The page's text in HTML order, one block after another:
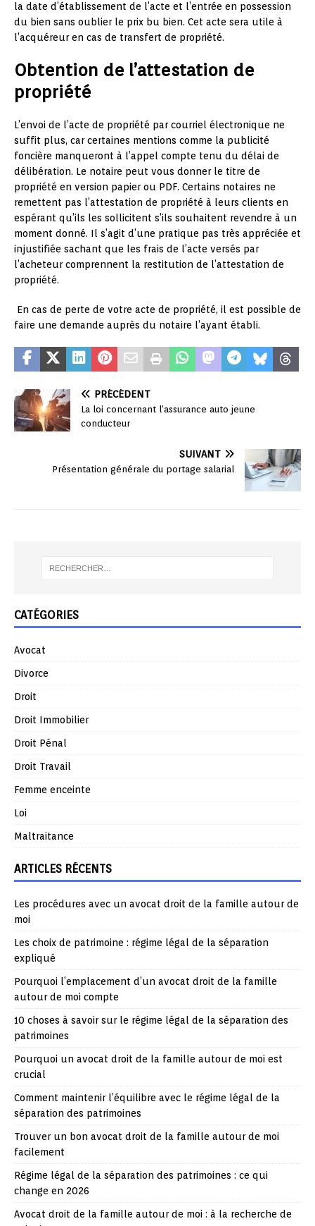
la date d’établissement de l’acte et l’entrée en possession
du bien sans oublier le prix bu bien. Cet acte sera utile à
l’acquéreur en cas de transfert de propriété.
Obtention de l’attestation de
propriété
L’envoi de l’acte de propriété par courriel électronique ne
suffit plus, car certaines mentions comme la publicité
foncière manqueront à l’appel compte tenu du délai de
délibération. Le notaire peut vous donner le titre de
propriété en version papier ou PDF. Certains notaires ne
remettent pas l’attestation de propriété à leurs clients en
espérant qu’ils les sollicitent s’ils souhaitent revendre à un
moment donné. Il s’agit d’une pratique pas très appréciée et
injustifiée sachant que les frais de l’acte versés par
l’acheteur comprennent la restitution de l’attestation de
propriété.
En cas de perte de votre acte de propriété, il est possible de
faire une demande auprès du notaire l’ayant établi.
PRÉCÉDENT
La loi concernant l’assurance auto jeune
conducteur
SUIVANT
Présentation générale du portage salarial
CATÉGORIES
Avocat
Divorce
Droit
Droit Immobilier
Droit Pénal
Droit Travail
Femme enceinte
Loi
Maltraitance
ARTICLES RÉCENTS
Les procédures avec un avocat droit de la famille autour de
moi
Les choix de patrimoine : régime légal de la séparation
expliqué
Pourquoi l’emplacement d’un avocat droit de la famille
autour de moi compte
10 choses à savoir sur le régime légal de la séparation des
patrimoines
Pourquoi un avocat droit de la famille autour de moi est
crucial
Comment maintenir l’équilibre avec le régime légal de la
séparation des patrimoines
Trouver un bon avocat droit de la famille autour de moi
facilement
Régime légal de la séparation des patrimoines : ce qui
change en 2026
Avocat droit de la famille autour de moi : à la recherche de